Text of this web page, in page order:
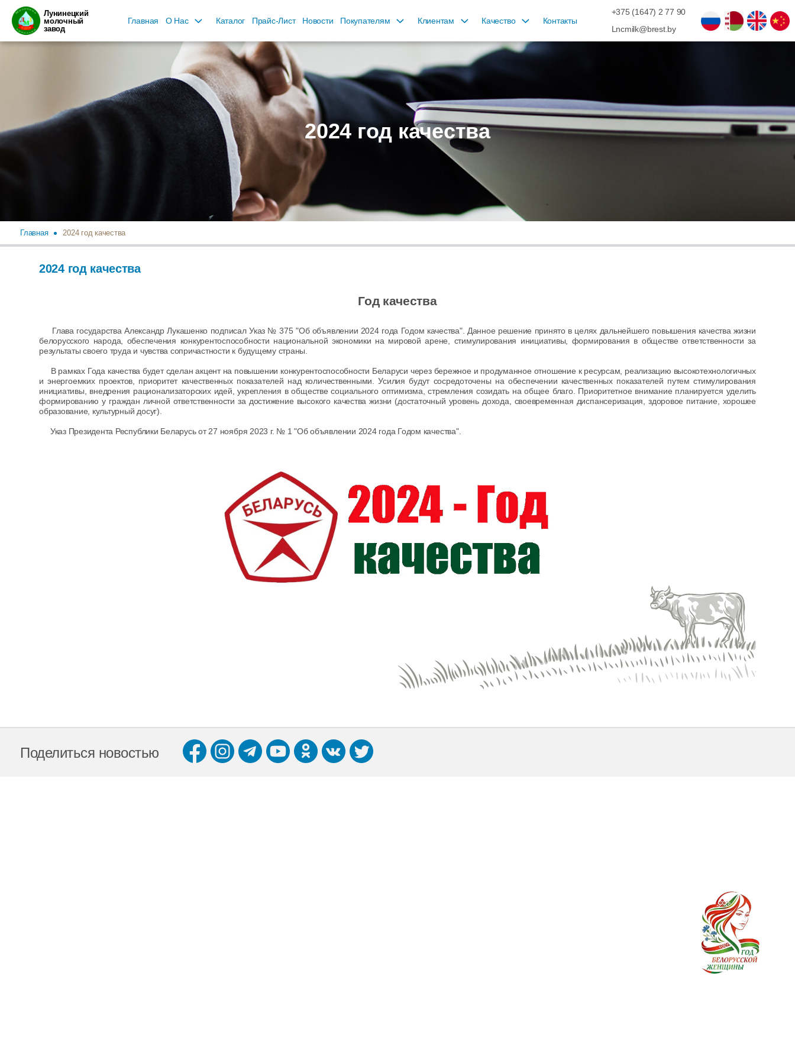
Лунинецкий
молочный
завод
Главная О Нас Каталог Прайс-Лист Новости Покупателям Клиентам Качество Контакты
+375 (1647) 2 77 90
Lncmilk@brest.by
2024 год качества
Главная 2024 год качества
2024 год качества
Год качества
Глава государства Александр Лукашенко подписал Указ № 375 "Об объявлении 2024 года Годом качества". Данное решение принято в целях дальнейшего повышения качества жизни
белорусского народа, обеспечения конкурентоспособности национальной экономики на мировой арене, стимулирования инициативы, формирования в обществе ответственности за
результаты своего труда и чувства сопричастности к будущему страны.
В рамках Года качества будет сделан акцент на повышении конкурентоспособности Беларуси через бережное и продуманное отношение к ресурсам, реализацию высокотехнологичных
и энергоемких проектов, приоритет качественных показателей над количественными. Усилия будут сосредоточены на обеспечении качественных показателей путем стимулирования
инициативы, внедрения рационализаторских идей, укрепления в обществе социального оптимизма, стремления созидать на общее благо. Приоритетное внимание планируется уделить
формированию у граждан личной ответственности за достижение высокого качества жизни (достаточный уровень дохода, своевременная диспансеризация, здоровое питание, хорошее
образование, культурный досуг).
Указ Президента Республики Беларусь от 27 ноября 2023 г. № 1 "Об объявлении 2024 года Годом качества".
Поделиться новостью